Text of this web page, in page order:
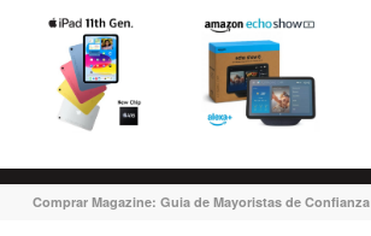
Comprar Magazine: Guia de Mayoristas de Confianza